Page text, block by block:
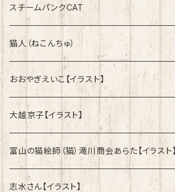
綿100%ノーマルタイプ
速乾ドライタイプ
綿100%ノーマルタイプ
スチームパンクCAT
綿100%ノーマルタイプ
猫人（ねこんちゅ）
おおやぎえいこ【イラスト】
大越京子【イラスト】
富山の猫絵師（猫）滝川商会あらた【イラスト】
志水さん【イラスト】